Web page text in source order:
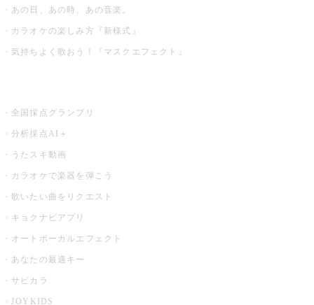
あの日、あの時、あの音楽。
カラオケの楽しみ方『新様式』
気持ちよく歌おう！『マスクエフェクト』
全国採点グランプリ
分析採点AI＋
うたスキ動画
カラオケで楽器を弾こう
歌いたい曲をリクエスト
キョクナビアプリ
オートボーカルエフェクト
あなたの最適キー
サビカラ
JOYKIDS